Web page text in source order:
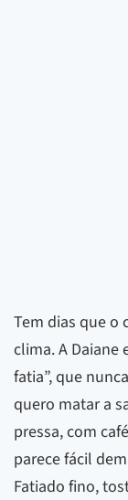
Tem dias que o
clima. A Daiane
fatia”, que
quero matar a
pressa, com
parece fácil
Fatiado fino,